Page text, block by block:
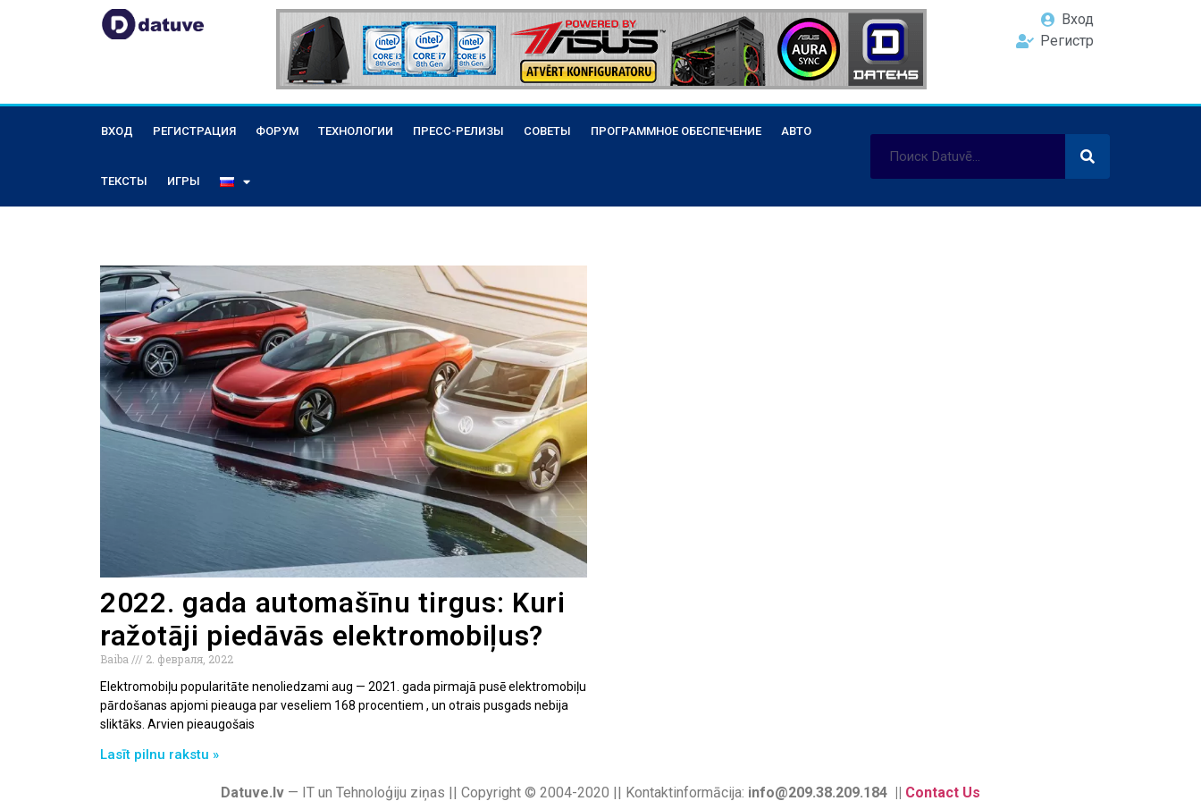
Вход
Регистр
ВХОД РЕГИСТРАЦИЯ ФОРУМ ТЕХНОЛОГИИ ПРЕСС-РЕЛИЗЫ СОВЕТЫ ПРОГРАММНОЕ ОБЕСПЕЧЕНИЕ АВТО
ТЕКСТЫ ИГРЫ
2022. gada automašīnu tirgus: Kuri
ražotāji piedāvās elektromobiļus?
Baiba
2. февраля, 2022
Elektromobiļu popularitāte nenoliedzami aug — 2021. gada pirmajā pusē elektromobiļu
pārdošanas apjomi pieauga par veseliem 168 procentiem , un otrais pusgads nebija
sliktāks. Arvien pieaugošais
Lasīt pilnu rakstu »
Datuve.lv — IT un Tehnoloģiju ziņas || Copyright © 2004-2020 || Kontaktinformācija: info@209.38.209.184 || Contact Us